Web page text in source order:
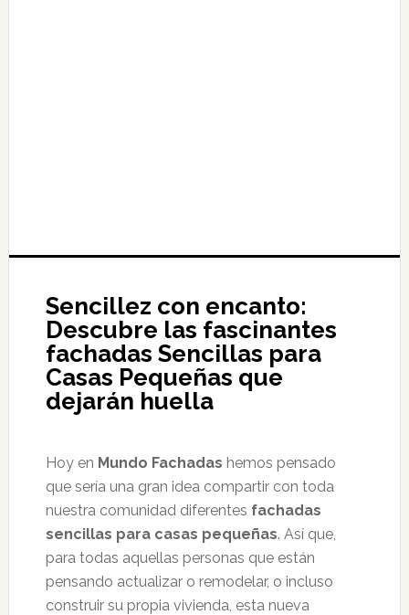
Sencillez con encanto:
Descubre las fascinantes
fachadas Sencillas para
Casas Pequeñas que
dejarán huella
Hoy en Mundo Fachadas hemos pensado
que sería una gran idea compartir con toda
nuestra comunidad diferentes fachadas
sencillas para casas pequeñas. Así que,
para todas aquellas personas que están
pensando actualizar o remodelar, o incluso
construir su propia vivienda, esta nueva